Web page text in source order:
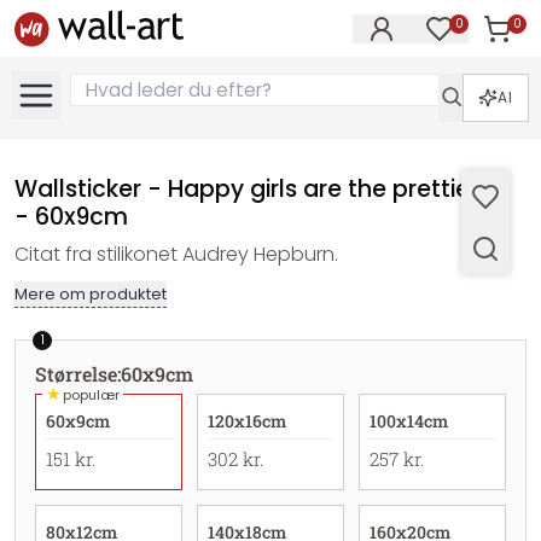
0 0
Varer
AI
Wallsticker - Happy girls are the prettiest 2
- 60x9cm
Citat fra stilikonet Audrey Hepburn.
Mere om produktet
1
Størrelse:60x9cm
★populær
60x9cm
151 kr.
120x16cm
302 kr.
100x14cm
257 kr.
80x12cm 140x18cm 160x20cm